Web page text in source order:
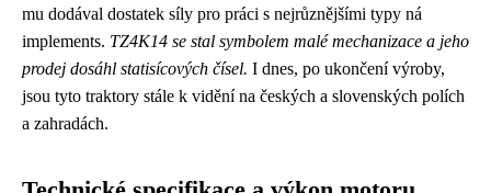
mu dodával dostatek síly pro práci s nejrůznějšími typy ná
implements. TZ4K14 se stal symbolem malé mechanizace a jeho
prodej dosáhl statisícových čísel. I dnes, po ukončení výroby,
jsou tyto traktory stále k vidění na českých a slovenských polích
a zahradách.